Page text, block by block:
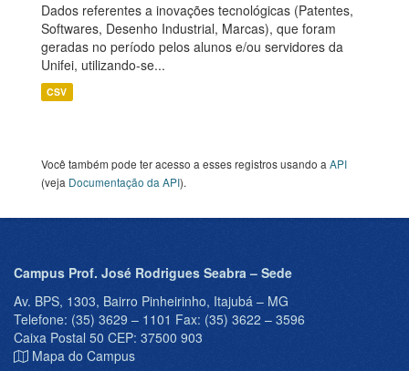
Dados referentes a inovações tecnológicas (Patentes,
Softwares, Desenho Industrial, Marcas), que foram
geradas no período pelos alunos e/ou servidores da
Unifei, utilizando-se...
CSV
Você também pode ter acesso a esses registros usando a API
(veja Documentação da API).
Campus Prof. José Rodrigues Seabra – Sede
Av. BPS, 1303, Bairro Pinheirinho, Itajubá – MG
Telefone: (35) 3629 – 1101 Fax: (35) 3622 – 3596
Caixa Postal 50 CEP: 37500 903
Mapa do Campus